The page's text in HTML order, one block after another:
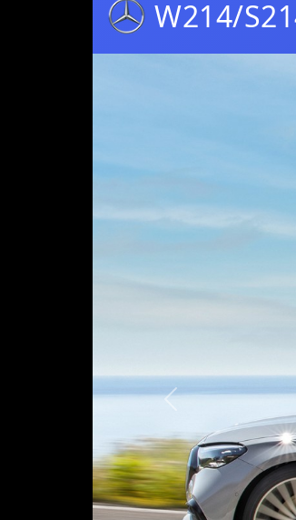
W214/
Предыдущая